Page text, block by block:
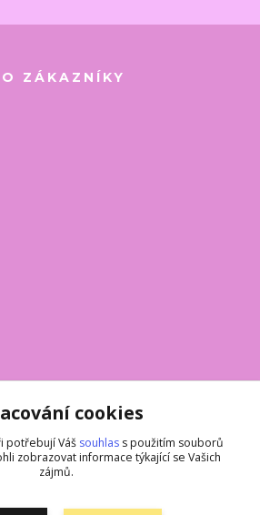
ZÁKAZNÍKY
cookies
potřebují Váš souhlas s použitím souborů
zobrazovat informace týkající se Vašich
zájmů.